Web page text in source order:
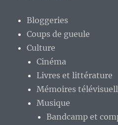
Bloggeries
Coups de gueule
Culture
Cinéma
Livres et littérature
Mémoires
Musique
Bandcamp et